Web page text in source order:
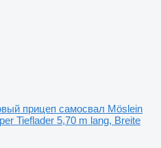
прицеп самосвал Möslein
Tieflader 5,70 m lang, Breite